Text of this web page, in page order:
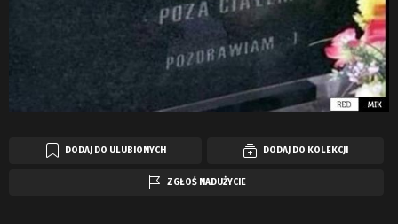
DODAJ DO ULUBIONYCH DODAJ DO KOLEKCJI
ZGŁOŚ NADUŻYCIE